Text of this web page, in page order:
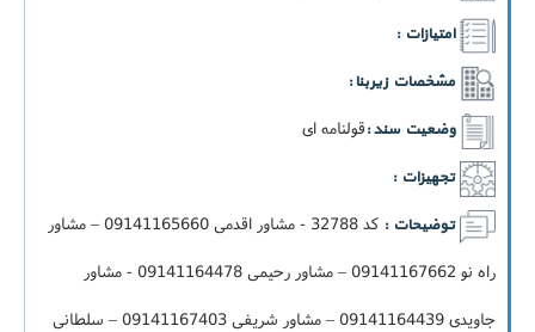
امتیازات :
مشخصات زیربنا :
وضعیت سند :قولنامه ای
تجهیزات :
توضیحات :
کد 32788 - مشاور اقدمی 09141165660 – مشاور
راه نو 09141167662 – مشاور رحیمی 09141164478 - مشاور
جاویدی 09141164439 – مشاور شریفی 09141167403 – سلطانی